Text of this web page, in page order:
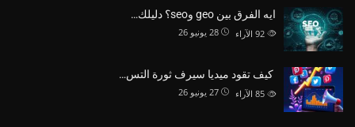
ايه الفرق بين geo وseo؟ دليلك…
28 يونيو 26 الآراء
كيف تقود ميديا سيرف ثورة التس…
27 يونيو 26 الآراء